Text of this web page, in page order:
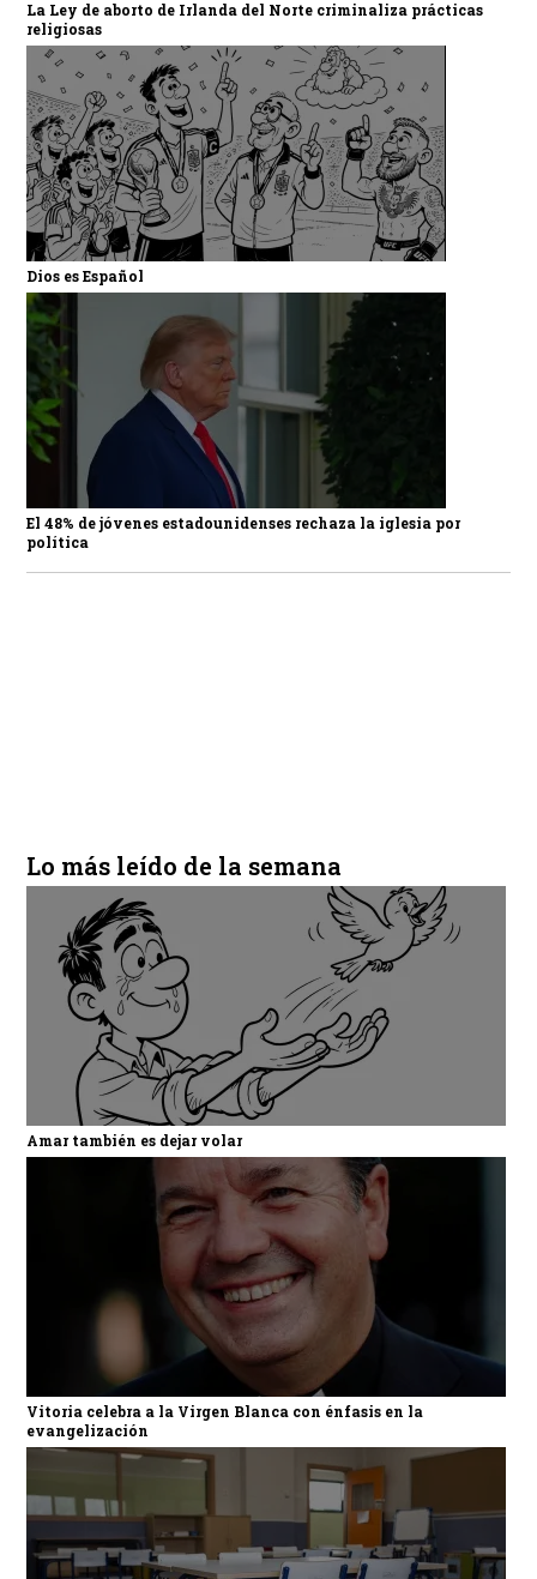
La Ley de aborto de Irlanda del Norte criminaliza prácticas
religiosas
Dios es Español
El 48% de jóvenes estadounidenses rechaza la iglesia por
política
Lo más leído de la semana
Amar también es dejar volar
Vitoria celebra a la Virgen Blanca con énfasis en la
evangelización